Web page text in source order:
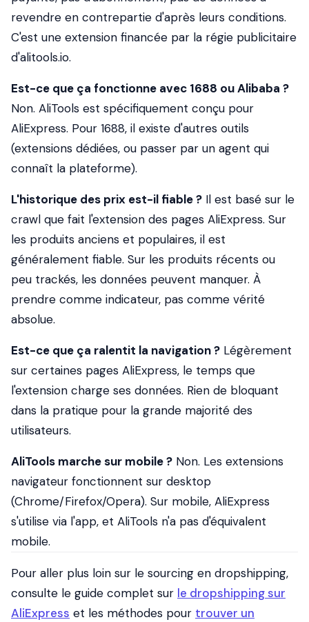
revendre en contrepartie d'après leurs conditions.
C'est une extension financée par la régie publicitaire
d'alitools.io.
Est-ce que ça fonctionne avec 1688 ou Alibaba ?
Non. AliTools est spécifiquement conçu pour
AliExpress. Pour 1688, il existe d'autres outils
(extensions dédiées, ou passer par un agent qui
connaît la plateforme).
L'historique des prix est-il fiable ? Il est basé sur le
crawl que fait l'extension des pages AliExpress. Sur
les produits anciens et populaires, il est
généralement fiable. Sur les produits récents ou
peu trackés, les données peuvent manquer. À
prendre comme indicateur, pas comme vérité
absolue.
Est-ce que ça ralentit la navigation ? Légèrement
sur certaines pages AliExpress, le temps que
l'extension charge ses données. Rien de bloquant
dans la pratique pour la grande majorité des
utilisateurs.
AliTools marche sur mobile ? Non. Les extensions
navigateur fonctionnent sur desktop
(Chrome/Firefox/Opera). Sur mobile, AliExpress
s'utilise via l'app, et AliTools n'a pas d'équivalent
mobile.
Pour aller plus loin sur le sourcing en dropshipping,
consulte le guide complet sur le dropshipping sur
AliExpress et les méthodes pour trouver un